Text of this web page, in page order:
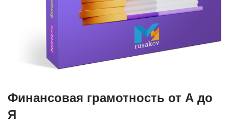
Финансовая грамотность от А до
Я